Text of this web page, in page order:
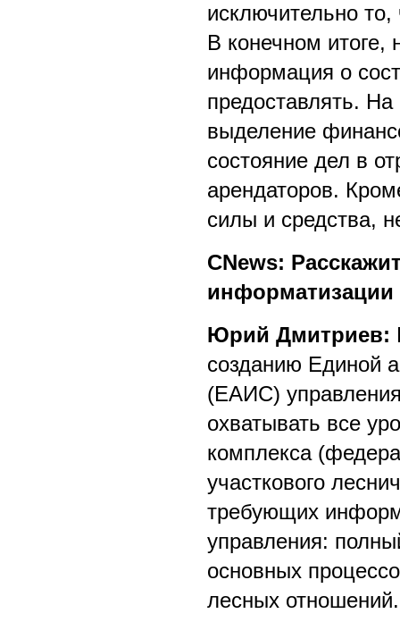
исключительно
В конечном итоге,
информация о
предоставлять.
выделение
состояние дел в
арендаторов.
силы и средства,
CNews:
информатизации
Юрий Дмитриев:
созданию Единой
(ЕАИС)
охватывать все
комплекса
участкового
требующих
управления:
основных
лесных отношений.